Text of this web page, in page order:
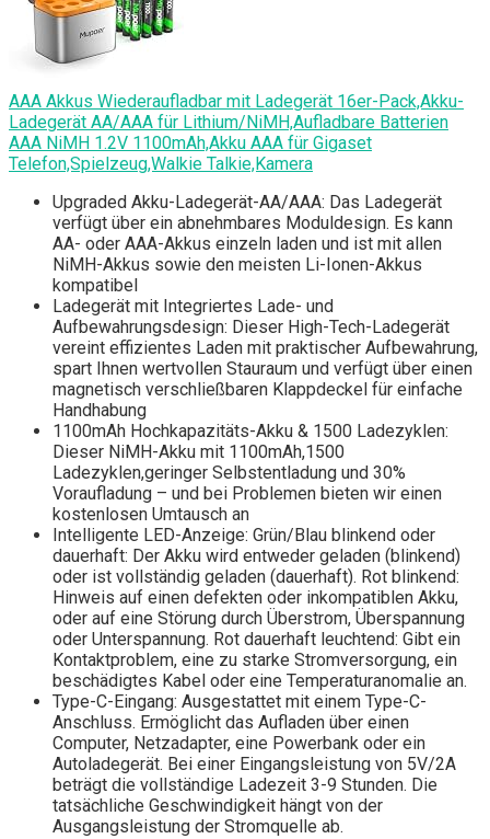
AAA Akkus Wiederaufladbar mit Ladegerät 16er-Pack,Akku-
Ladegerät AA/AAA für Lithium/NiMH,Aufladbare Batterien
AAA NiMH 1.2V 1100mAh,Akku AAA für Gigaset
Telefon,Spielzeug,Walkie Talkie,Kamera
Upgraded Akku-Ladegerät-AA/AAA: Das Ladegerät
verfügt über ein abnehmbares Moduldesign. Es kann
AA- oder AAA-Akkus einzeln laden und ist mit allen
NiMH-Akkus sowie den meisten Li-Ionen-Akkus
kompatibel
Ladegerät mit Integriertes Lade- und
Aufbewahrungsdesign: Dieser High-Tech-Ladegerät
vereint effizientes Laden mit praktischer Aufbewahrung,
spart Ihnen wertvollen Stauraum und verfügt über einen
magnetisch verschließbaren Klappdeckel für einfache
Handhabung
1100mAh Hochkapazitäts-Akku & 1500 Ladezyklen:
Dieser NiMH-Akku mit 1100mAh,1500
Ladezyklen,geringer Selbstentladung und 30%
Voraufladung – und bei Problemen bieten wir einen
kostenlosen Umtausch an
Intelligente LED-Anzeige: Grün/Blau blinkend oder
dauerhaft: Der Akku wird entweder geladen (blinkend)
oder ist vollständig geladen (dauerhaft). Rot blinkend:
Hinweis auf einen defekten oder inkompatiblen Akku,
oder auf eine Störung durch Überstrom, Überspannung
oder Unterspannung. Rot dauerhaft leuchtend: Gibt ein
Kontaktproblem, eine zu starke Stromversorgung, ein
beschädigtes Kabel oder eine Temperaturanomalie an.
Type-C-Eingang: Ausgestattet mit einem Type-C-
Anschluss. Ermöglicht das Aufladen über einen
Computer, Netzadapter, eine Powerbank oder ein
Autoladegerät. Bei einer Eingangsleistung von 5V/2A
beträgt die vollständige Ladezeit 3-9 Stunden. Die
tatsächliche Geschwindigkeit hängt von der
Ausgangsleistung der Stromquelle ab.